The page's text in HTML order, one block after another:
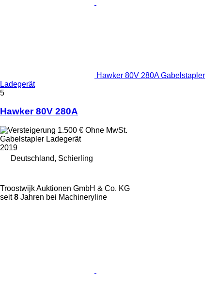
Hawker 80V 280A Gabelstapler
Ladegerät
5
Hawker 80V 280A
1.500 € Ohne MwSt.
Gabelstapler Ladegerät
2019
Deutschland, Schierling
Troostwijk Auktionen GmbH & Co. KG
seit8 Jahren bei Machineryline